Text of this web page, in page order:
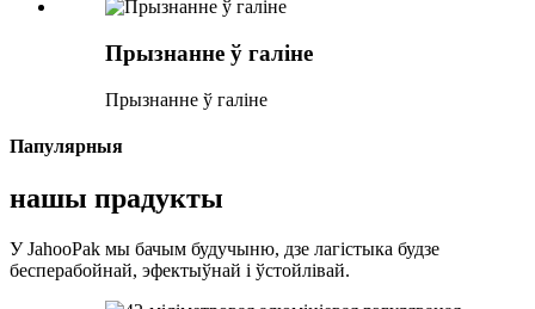
Прызнанне ў галіне
Прызнанне ў галіне
Папулярныя
нашы прадукты
У JahooPak мы бачым будучыню, дзе лагістыка будзе
бесперабойнай, эфектыўнай і ўстойлівай.